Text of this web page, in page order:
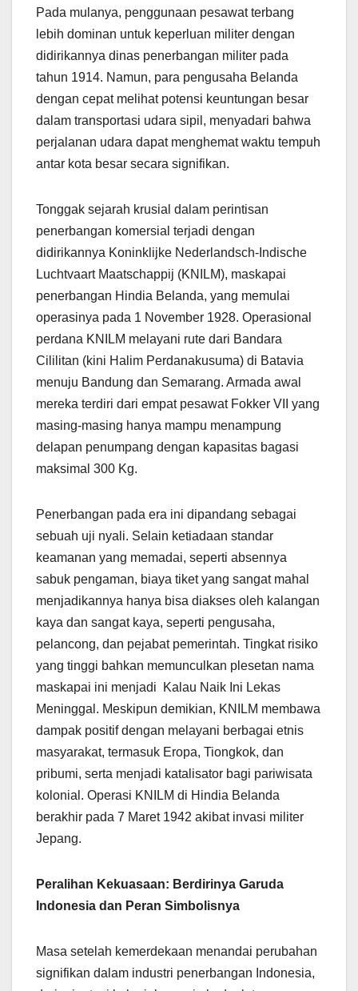
Pada mulanya, penggunaan pesawat terbang
lebih dominan untuk keperluan militer dengan
didirikannya dinas penerbangan militer pada
tahun 1914. Namun, para pengusaha Belanda
dengan cepat melihat potensi keuntungan besar
dalam transportasi udara sipil, menyadari bahwa
perjalanan udara dapat menghemat waktu tempuh
antar kota besar secara signifikan.
Tonggak sejarah krusial dalam perintisan
penerbangan komersial terjadi dengan
didirikannya Koninklijke Nederlandsch-Indische
Luchtvaart Maatschappij (KNILM), maskapai
penerbangan Hindia Belanda, yang memulai
operasinya pada 1 November 1928. Operasional
perdana KNILM melayani rute dari Bandara
Cililitan (kini Halim Perdanakusuma) di Batavia
menuju Bandung dan Semarang. Armada awal
mereka terdiri dari empat pesawat Fokker VII yang
masing-masing hanya mampu menampung
delapan penumpang dengan kapasitas bagasi
maksimal 300 Kg.
Penerbangan pada era ini dipandang sebagai
sebuah uji nyali. Selain ketiadaan standar
keamanan yang memadai, seperti absennya
sabuk pengaman, biaya tiket yang sangat mahal
menjadikannya hanya bisa diakses oleh kalangan
kaya dan sangat kaya, seperti pengusaha,
pelancong, dan pejabat pemerintah. Tingkat risiko
yang tinggi bahkan memunculkan plesetan nama
maskapai ini menjadi Kalau Naik Ini Lekas
Meninggal. Meskipun demikian, KNILM membawa
dampak positif dengan melayani berbagai etnis
masyarakat, termasuk Eropa, Tiongkok, dan
pribumi, serta menjadi katalisator bagi pariwisata
kolonial. Operasi KNILM di Hindia Belanda
berakhir pada 7 Maret 1942 akibat invasi militer
Jepang.
Peralihan Kekuasaan: Berdirinya Garuda
Indonesia dan Peran Simbolisnya
Masa setelah kemerdekaan menandai perubahan
signifikan dalam industri penerbangan Indonesia,